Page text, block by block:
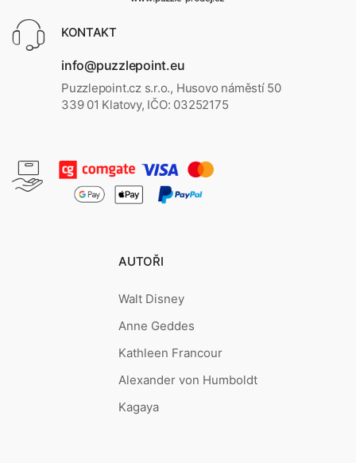
KONTAKT
info@puzzlepoint.eu
Puzzlepoint.cz s.r.o., Husovo náměstí 50
339 01 Klatovy, IČO: 03252175
AUTOŘI
Walt Disney
Anne Geddes
Kathleen Francour
Alexander von Humboldt
Kagaya